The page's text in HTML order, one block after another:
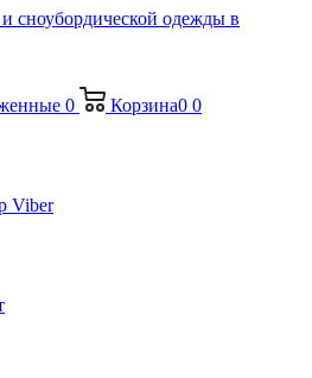
0 Корзина0 0
Viber